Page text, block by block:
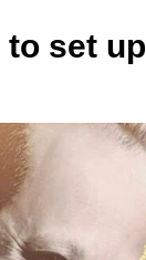
to set up